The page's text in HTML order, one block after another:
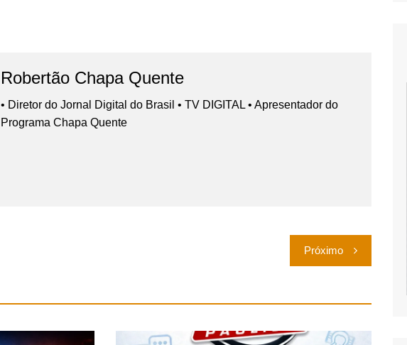
Robertão Chapa Quente
• Diretor do Jornal Digital do Brasil • TV DIGITAL • Apresentador do
Programa Chapa Quente
Próximo